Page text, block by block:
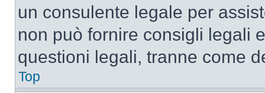
un consulente legale per
non può fornire consigli legali
questioni legali, tranne come
Top